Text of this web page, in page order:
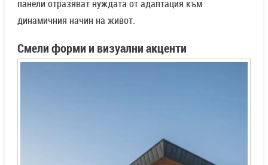
панели отразяват нуждата от адаптация към
динамичния начин на живот.
Смели форми и визуални акценти